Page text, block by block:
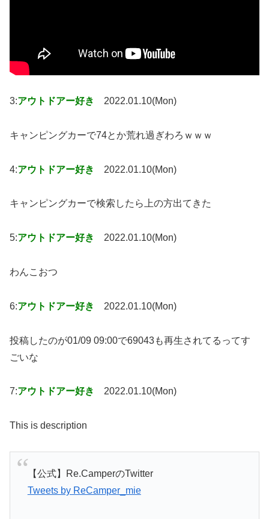
3:アウトドアー好き 2022.01.10(Mon)
キャンピングカーで74とか荒れ過ぎわろｗｗｗ
4:アウトドアー好き 2022.01.10(Mon)
キャンピングカーで検索したら上の方出てきた
5:アウトドアー好き 2022.01.10(Mon)
わんこおつ
6:アウトドアー好き 2022.01.10(Mon)
投稿したのが01/09 09:00で69043も再生されてるってす
ごいな
7:アウトドアー好き 2022.01.10(Mon)
This is description
【公式】Re.CamperのTwitter
Tweets by ReCamper_mie